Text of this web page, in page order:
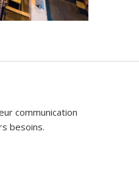
communication
besoins.